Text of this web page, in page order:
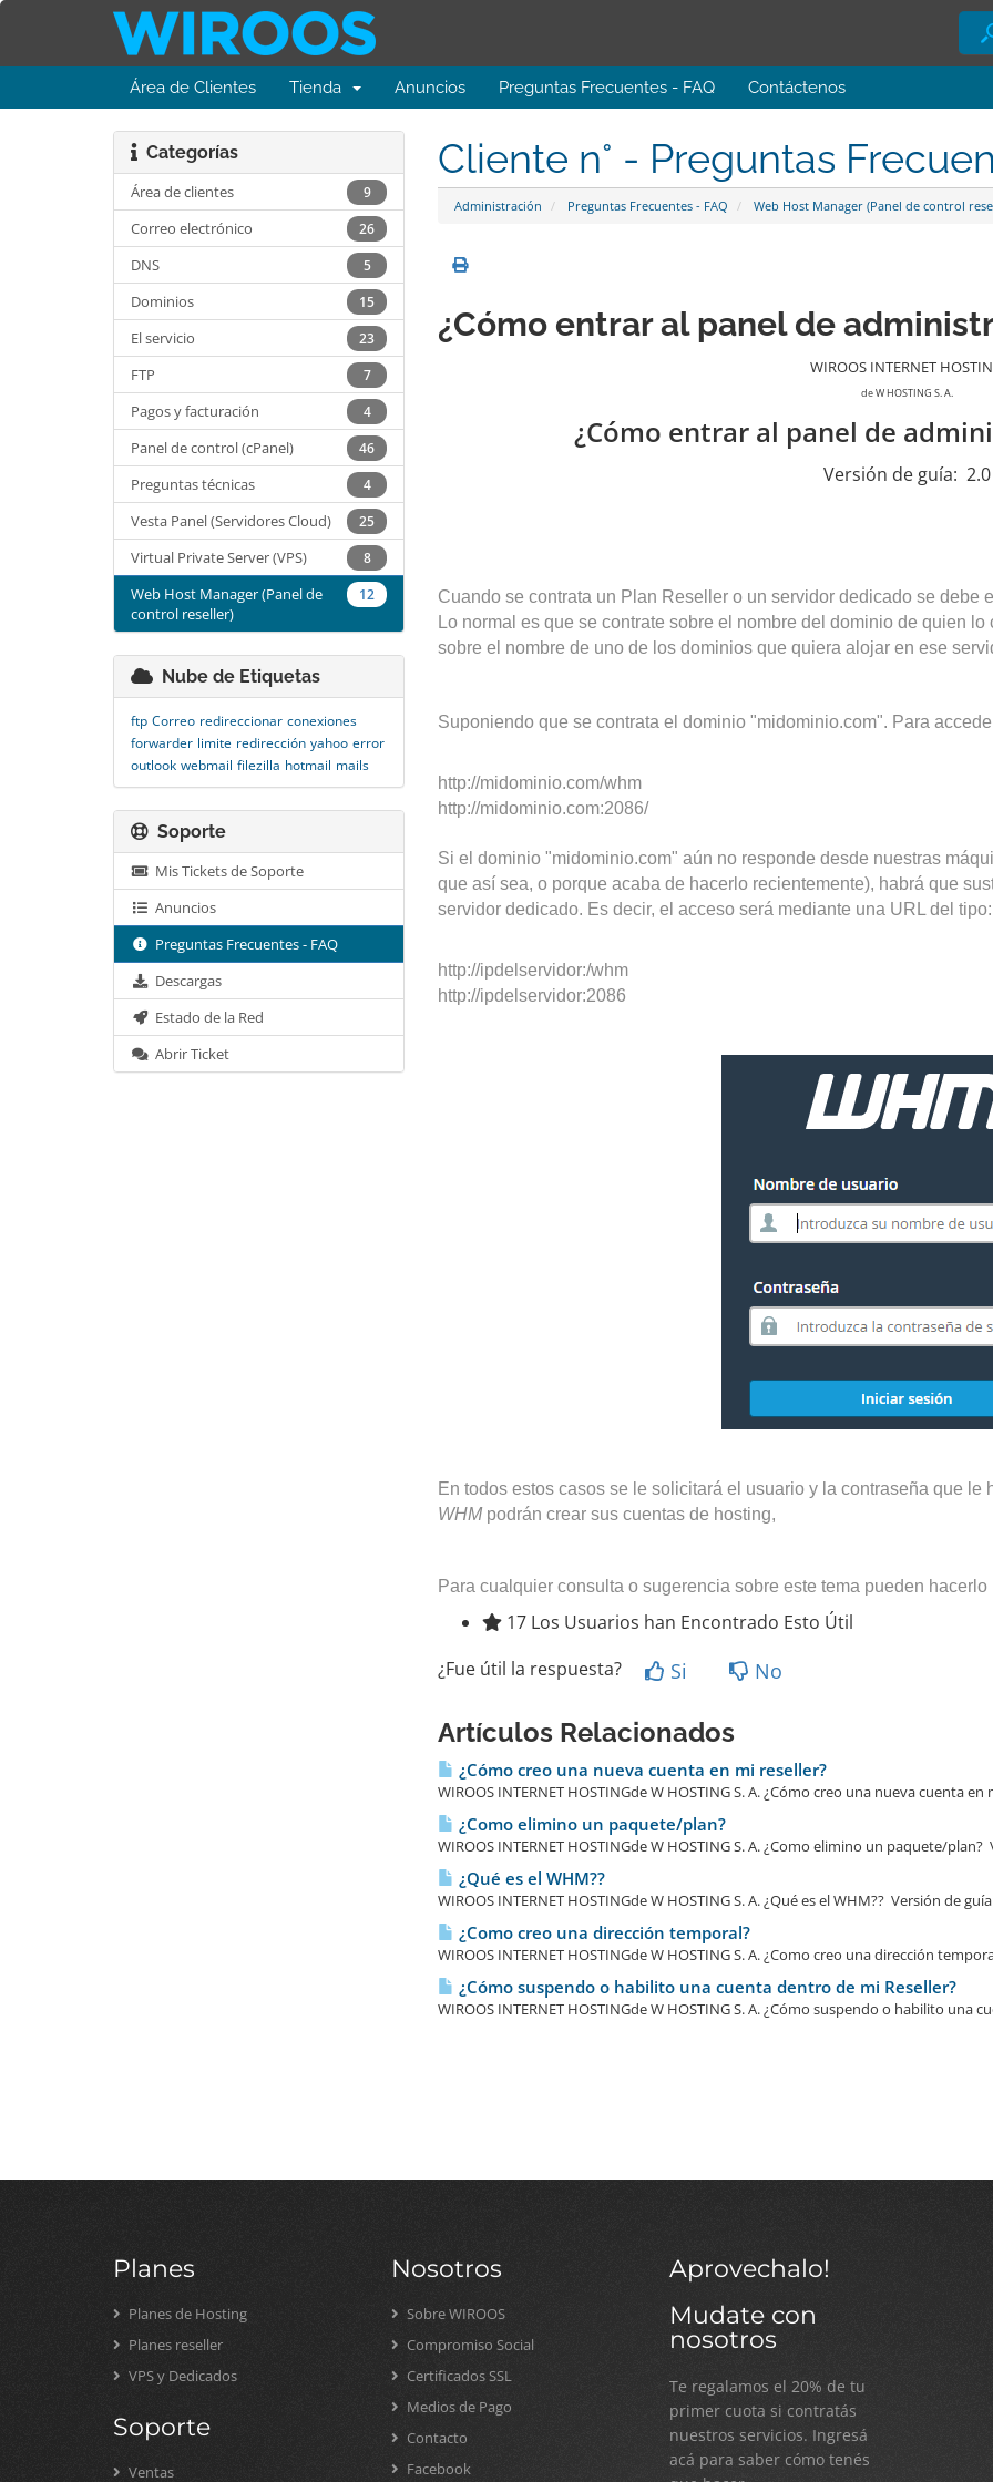
Área de Clientes Tienda Anuncios Preguntas Frecuentes - FAQ Contáctenos
Cliente n° - Preguntas
Administración Preguntas Frecuentes - FAQ Web Host Manager (Panel de control
Categorías
9
Área de clientes
26
Correo electrónico
5
DNS
15
Dominios
23
El servicio
7
FTP
4
Pagos y facturación
46
Panel de control (cPanel)
4
Preguntas técnicas
25
Vesta Panel (Servidores Cloud)
8
Virtual Private Server (VPS)
12
Web Host Manager (Panel de
control reseller)
¿Cómo entrar al panel de
WIROOS INTERNET
de W HOSTING S. A.
¿Cómo entrar al panel de
Versión de guía: 2.0
Cuando se contrata un Plan Reseller o un servidor dedicado se debe
Lo normal es que se contrate sobre el nombre del dominio de quien
sobre el nombre de uno de los dominios que quiera alojar en ese
Suponiendo que se contrata el dominio "midominio.com". Para
http://midominio.com/whm
http://midominio.com:2086/
Si el dominio "midominio.com" aún no responde desde nuestras
que así sea, o porque acaba de hacerlo recientemente), habrá que
servidor dedicado. Es decir, el acceso será mediante una URL del tipo:
http://ipdelservidor:/whm
http://ipdelservidor:2086
En todos estos casos se le solicitará el usuario y la contraseña que le
WHMpodrán crear sus cuentas de hosting,
Para cualquier consulta o sugerencia sobre este tema pueden hacerlo
17 Los Usuarios han Encontrado Esto Útil
¿Fue útil la respuesta?
Si No
Artículos Relacionados
¿Cómo creo una nueva cuenta en mi reseller?
WIROOS INTERNET HOSTINGde W HOSTING S. A. ¿Cómo creo una nueva cuenta en
¿Como elimino un paquete/plan?
WIROOS INTERNET HOSTINGde W HOSTING S. A. ¿Como elimino un paquete/plan?
¿Qué es el WHM??
WIROOS INTERNET HOSTINGde W HOSTING S. A. ¿Qué es el WHM?? Versión de
¿Como creo una dirección temporal?
WIROOS INTERNET HOSTINGde W HOSTING S. A. ¿Como creo una dirección
¿Cómo suspendo o habilito una cuenta dentro de mi Reseller?
WIROOS INTERNET HOSTINGde W HOSTING S. A. ¿Cómo suspendo o habilito una
Nube de Etiquetas
ftp Correo redireccionar conexiones
forwarder limite redirección yahoo error
outlook webmail filezilla hotmail mails
Soporte
Mis Tickets de Soporte
Anuncios
Preguntas Frecuentes - FAQ
Descargas
Estado de la Red
Abrir Ticket
Planes
Planes de Hosting
Planes reseller
VPS y Dedicados
Soporte
Ventas
Nosotros
Sobre WIROOS
Compromiso Social
Certificados SSL
Medios de Pago
Contacto
Facebook
Aprovechalo!
Mudate con
nosotros
Te regalamos el 20% de tu
primer cuota si contratás
nuestros servicios. Ingresá
acá para saber cómo tenés